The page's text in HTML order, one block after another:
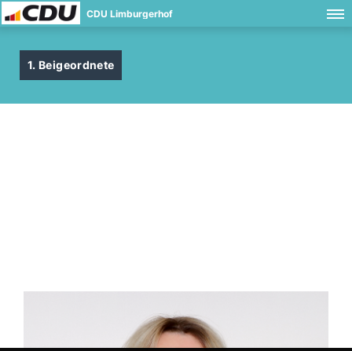
CDU Limburgerhof
1. Beigeordnete